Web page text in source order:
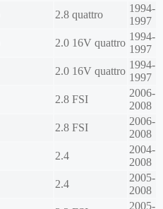
2.8 quattro
1994-
1997
2.0 16V quattro
1994-
1997
2.0 16V quattro
1994-
1997
2.8 FSI
2006-
2008
2.8 FSI
2006-
2008
2.4
2004-
2008
2.4
2005-
2008
2005-